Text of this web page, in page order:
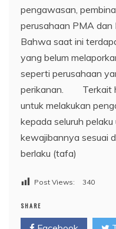
pengawasan,
perusahaan PMA dan
Bahwa saat ini
yang belum
seperti perusahaan
perikanan. Terkait
untuk melakukan
kepada seluruh
kewajibannya sesuai
berlaku (tafa)
Post Views: 340
SHARE